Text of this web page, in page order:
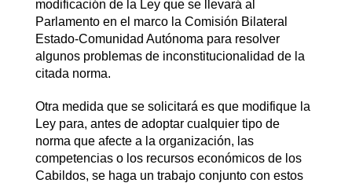
modificación de la Ley que se llevará al
Parlamento en el marco la Comisión Bilateral
Estado-Comunidad Autónoma para resolver
algunos problemas de inconstitucionalidad de la
citada norma.
Otra medida que se solicitará es que modifique la
Ley para, antes de adoptar cualquier tipo de
norma que afecte a la organización, las
competencias o los recursos económicos de los
Cabildos, se haga un trabajo conjunto con estos